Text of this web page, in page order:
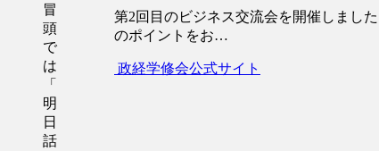
冒
頭
で
は
「
明
日
話
第2回目のビジネス交流会を開催しまし
のポイントをお…
政経学修会公式サイト